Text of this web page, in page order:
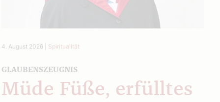
4. August 2026| Spiritualität
GLAUBENSZEUGNIS
Müde Füße, erfülltes